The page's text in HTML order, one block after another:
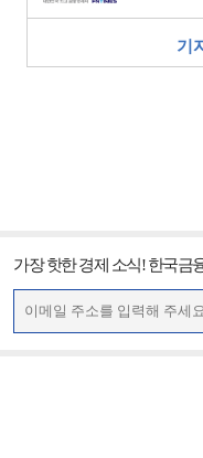
기
가장 핫한 경제 소식! 한국금